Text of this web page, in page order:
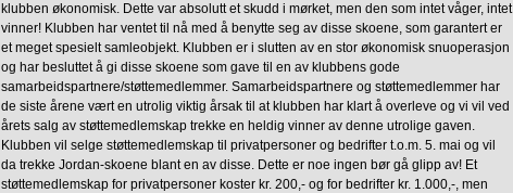
klubben økonomisk. Dette var absolutt et skudd i mørket, men den som intet våger, intet
vinner! Klubben har ventet til nå med å benytte seg av disse skoene, som garantert er
et meget spesielt samleobjekt. Klubben er i slutten av en stor økonomisk snuoperasjon
og har besluttet å gi disse skoene som gave til en av klubbens gode
samarbeidspartnere/støttemedlemmer. Samarbeidspartnere og støttemedlemmer har
de siste årene vært en utrolig viktig årsak til at klubben har klart å overleve og vi vil ved
årets salg av støttemedlemskap trekke en heldig vinner av denne utrolige gaven.
Klubben vil selge støttemedlemskap til privatpersoner og bedrifter t.o.m. 5. mai og vil
da trekke Jordan-skoene blant en av disse. Dette er noe ingen bør gå glipp av! Et
støttemedlemskap for privatpersoner koster kr. 200,- og for bedrifter kr. 1.000,-, men